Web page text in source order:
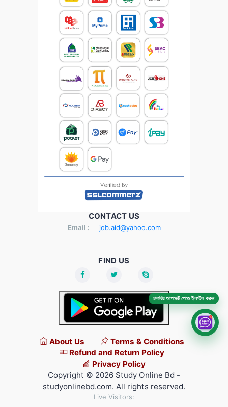
CONTACT US
Email : job.aid@yahoo.com
FIND US
About Us
Terms & Conditions
Refund and Return Policy
Privacy Policy
Copyright © 2026 Study Online Bd -
studyonlinebd.com. All rights reserved.
Live Visitors:
চাকরির আপডেট পেতে ইনস্টল করুন